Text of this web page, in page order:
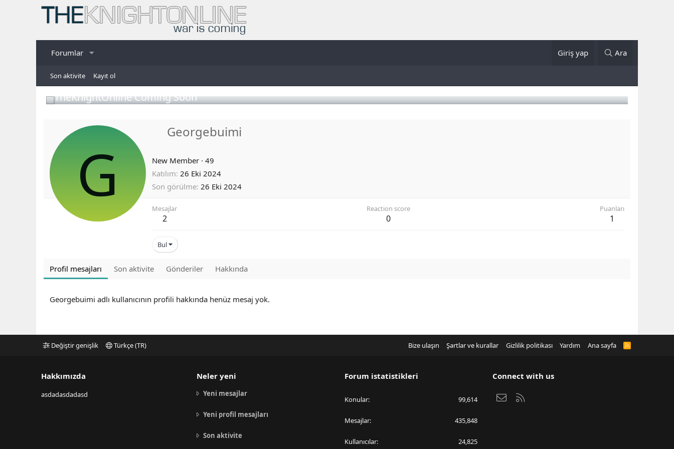
Forumlar Giriş yap Ara
Son aktivite Kayıt ol
TheKnightOnline Coming Soon
G
Georgebuimi
New Member · 49
Katılım 26 Eki 2024
Son görülme 26 Eki 2024
Mesajlar
2
Reaction score
0
Puanları
1
Bul
Profil mesajları Son aktivite Gönderiler Hakkında
Georgebuimi adlı kullanıcının profili hakkında henüz mesaj yok.
Değiştir genişlik Türkçe (TR) Bize ulaşın Şartlar ve kurallar Gizlilik politikası Yardım Ana sayfa
R
Hakkımızda
asdadasdadasd
Neler yeni
Yeni mesajlar
Yeni profil mesajları
Son aktivite
Forum istatistikleri
Konular 99,614
Mesajlar 435,848
Kullanıcılar 24,825
Connect with us
Bize ulaşın